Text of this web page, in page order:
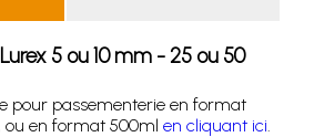
5 ou 10 mm - 25 ou 50
pour passementerie en format
, ou en format 500ml en cliquant ici